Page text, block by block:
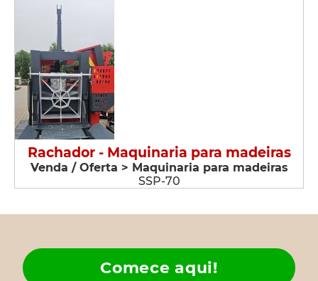
Rachador - Maquinaria para madeiras
Venda / Oferta > Maquinaria para madeiras
SSP-70
Comece aqui!